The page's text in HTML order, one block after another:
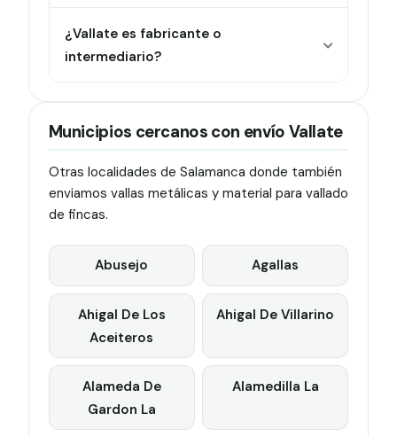
¿Vallate es fabricante o
intermediario?
Municipios cercanos con envío Vallate
Otras localidades de Salamanca donde también
enviamos vallas metálicas y material para vallado
de fincas.
Abusejo Agallas
Ahigal De Los
Aceiteros
Ahigal De Villarino
Alameda De
Gardon La
Alamedilla La